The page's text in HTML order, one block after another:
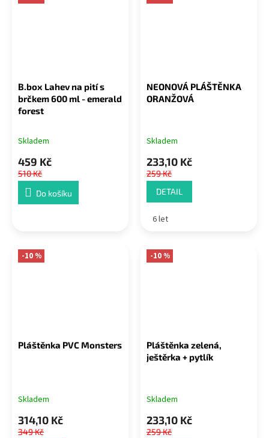
B.box Lahev na pití s
brčkem 600 ml - emerald
forest
Skladem
459 Kč
510 Kč
Do košíku
NEONOVÁ PLÁŠTĚNKA
ORANŽOVÁ
Skladem
233,10 Kč
259 Kč
DETAIL
6 let
-10 %
Pláštěnka PVC Monsters
Skladem
314,10 Kč
349 Kč
-10 %
Pláštěnka zelená,
ještěrka + pytlík
Skladem
233,10 Kč
259 Kč